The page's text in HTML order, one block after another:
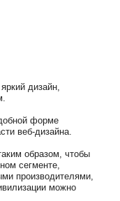
дизайн,
форме
веб-дизайна.
образом, чтобы
сегменте,
производителями,
можно